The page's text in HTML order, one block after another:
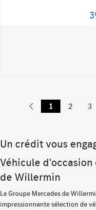
1 2 3
Un crédit vous
Véhicule
de Willermin
Le Groupe Mercedes de
impressionnante sélection de